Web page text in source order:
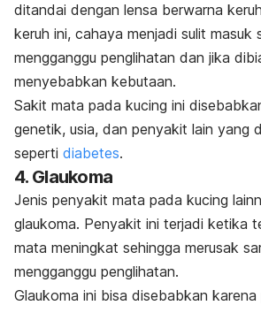
ditandai dengan lensa berwarna
keruh ini, cahaya menjadi sulit masuk
mengganggu penglihatan dan jika
menyebabkan kebutaan.
Sakit mata pada kucing ini
genetik, usia, dan penyakit lain yang
seperti diabetes.
4. Glaukoma
Jenis penyakit mata pada kucing
glaukoma. Penyakit ini terjadi ketika
mata meningkat sehingga merusak
mengganggu penglihatan.
Glaukoma ini bisa disebabkan